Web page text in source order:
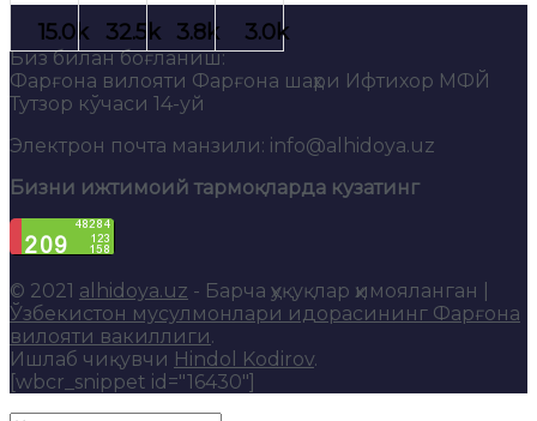
Биз билан боғланиш:
Фарғона вилояти Фарғона шаҳри Ифтихор МФЙ
Тутзор кўчаси 14-уй
Электрон почта манзили: info@alhidoya.uz
Бизни ижтимоий тармоқларда кузатинг
© 2021 alhidoya.uz - Барча ҳуқуқлар ҳимояланган |
Ўзбекистон мусулмонлари идорасининг Фарғона
вилояти вакиллиги.
Ишлаб чиқувчи Hindol Kodirov.
[wbcr_snippet id="16430"]